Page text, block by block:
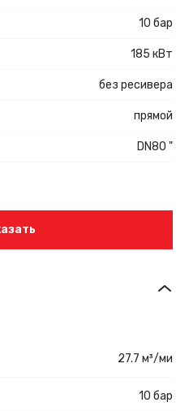
10 бар
185 кВт
без ресивера
прямой
DN80 "
27.7 м³/ми
10 бар